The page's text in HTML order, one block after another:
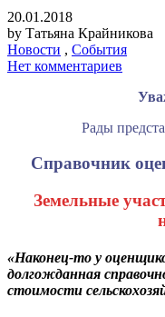
20.01.2018
by Татьяна Крайникова
Новости , События
Нет комментариев
Рады
Справочник
Земельные
«Наконец-то у
долгожданная
стоимости